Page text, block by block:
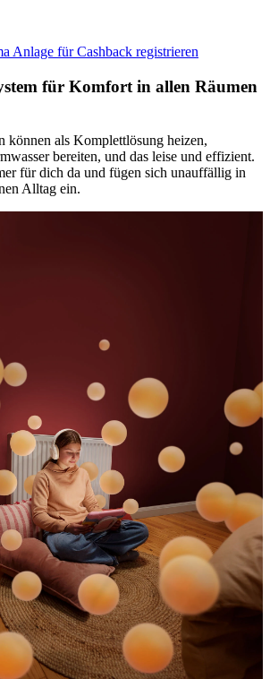
Anlage für Cashback registrieren
für Komfort in allen Räumen
können als Komplettlösung heizen,
bereiten, und das leise und effizient.
für dich da und fügen sich unauffällig in
Alltag ein.